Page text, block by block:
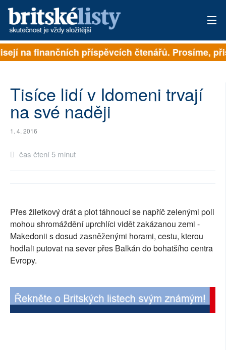
PŘIHLÁSIT
ARCHIV
PŘÍSPĚVKY NA PROVOZ
SOCIÁLNÍ SÍTĚ
RUBRIKY
PLNÁ VERZE STRÁNEK
na finančních příspěvcích čtenářů. Prosíme,
Tisíce lidí v Idomeni trvají
na své naději
1. 4. 2016
čas čtení 5 minut
Přes žiletkový drát a plot táhnoucí se napříč zelenými poli
mohou shromáždění uprchlíci vidět zakázanou zemi -
Makedonii s dosud zasněženými horami, cestu, kterou
hodlali putovat na sever přes Balkán do bohatšího centra
Evropy.